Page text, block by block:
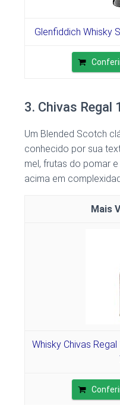
Glenfiddich Whisky
3. Chivas Regal
Um Blended Scotch
conhecido por sua
mel, frutas do pomar
acima em
Whisky Chivas